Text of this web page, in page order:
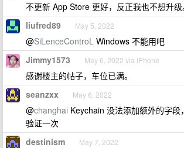
不更新 App Store 更好，反正我也不想升级
liufred89 May 5, 2022
@SiLenceControL Windows 不能用吧
Jimmy1573 May 6, 2022 via iPhone
感谢楼主的帖子，车位已满。
seanzxx May 6, 2022
@changhai Keychain 没法添加额外的字
验证一次
destinism May 7, 2022